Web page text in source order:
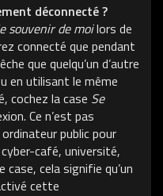
déconnecté ?
souvenir de moilors de
connecté que pendant
que quelqu’un d’autre
en utilisant le même
cochez la case Se
Ce n’est pas
public pour
café, université,
cela signifie qu’un
cette